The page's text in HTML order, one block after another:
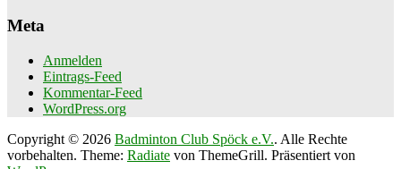
Meta
Anmelden
Eintrags-Feed
Kommentar-Feed
WordPress.org
Copyright © 2026 Badminton Club Spöck e.V.. Alle Rechte
vorbehalten. Theme: Radiate von ThemeGrill. Präsentiert von